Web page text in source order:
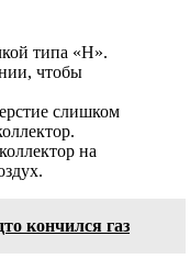
типа «Н».
чтобы
слишком
на
кончился газ